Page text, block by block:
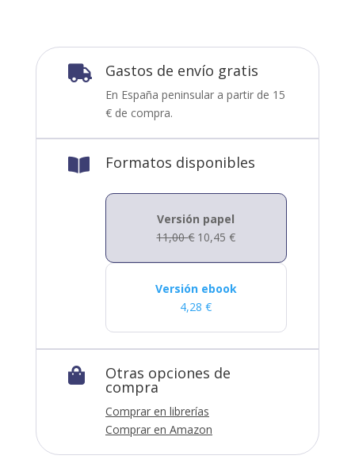
 Gastos de envío gratis
En España peninsular a partir de 15
€ de compra.
 Formatos disponibles
Versión papel
11,00€ 10,45€
Versión ebook
4,28€
 Otras opciones de
compra
Comprar en librerías
Comprar en Amazon